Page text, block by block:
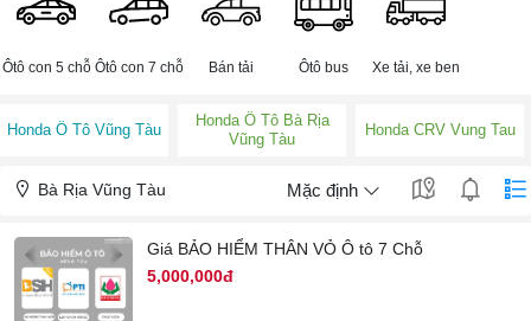
Ôtô con 5 chỗ Ôtô con 7 chỗ Bán tải Ôtô bus Xe tải, xe ben
Honda Ô Tô Vũng Tàu
Honda Ô Tô Bà Rịa
Vũng Tàu
Honda CRV Vung Tau
Bà Rịa Vũng Tàu Mặc định
Giá BẢO HIỂM THÂN VỎ Ô tô 7 Chỗ
5,000,000đ